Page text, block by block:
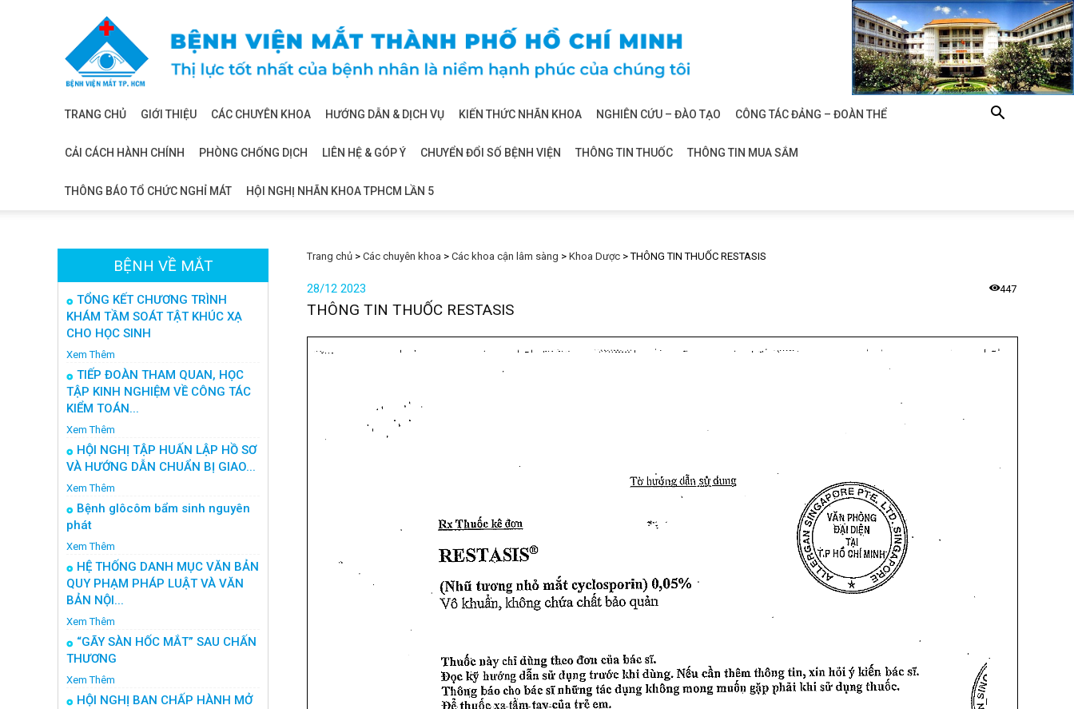
mắt
TRANG CHỦ GIỚI THIỆU CÁC CHUYÊN KHOA HƯỚNG DẪN & DỊCH VỤ KIẾN THỨC NHÃN KHOA NGHIÊN CỨU – ĐÀO TẠO CÔNG TÁC ĐẢNG – ĐOÀN THỂ
CẢI CÁCH HÀNH CHÍNH PHÒNG CHỐNG DỊCH LIÊN HỆ & GÓP Ý CHUYỂN ĐỔI SỐ BỆNH VIỆN THÔNG TIN THUỐC THÔNG TIN MUA SẮM
THÔNG BÁO TỔ CHỨC NGHỈ MÁT HỘI NGHỊ NHÃN KHOA TPHCM LẦN 5
Trang chủ > Các chuyên khoa > Các khoa cận lâm sàng > Khoa Dược >THÔNG TIN THUỐC RESTASIS
28/12 2023 447
THÔNG TIN THUỐC RESTASIS
BỆNH VỀ MẮT
TỔNG KẾT CHƯƠNG TRÌNH
KHÁM TẦM SOÁT TẬT KHÚC XẠ
CHO HỌC SINH
Xem Thêm
TIẾP ĐOÀN THAM QUAN, HỌC
TẬP KINH NGHIỆM VỀ CÔNG TÁC
KIỂM TOÁN...
Xem Thêm
HỘI NGHỊ TẬP HUẤN LẬP HỒ SƠ
VÀ HƯỚNG DẪN CHUẨN BỊ GIAO...
Xem Thêm
Bệnh glôcôm bẩm sinh nguyên
phát
Xem Thêm
HỆ THỐNG DANH MỤC VĂN BẢN
QUY PHẠM PHÁP LUẬT VÀ VĂN
BẢN NỘI...
Xem Thêm
“GÃY SÀN HỐC MẮT” SAU CHẤN
THƯƠNG
Xem Thêm
HỘI NGHỊ BAN CHẤP HÀNH MỞ